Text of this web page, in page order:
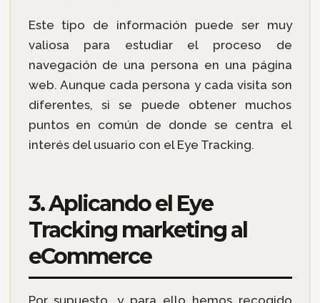
Este tipo de información puede ser muy
valiosa para estudiar el proceso de
navegación de una persona en una página
web. Aunque cada persona y cada visita son
diferentes, si se puede obtener muchos
puntos en común de donde se centra el
interés del usuario con el Eye Tracking.
3. Aplicando el Eye
Tracking marketing al
eCommerce
Por supuesto, y para ello hemos recogido